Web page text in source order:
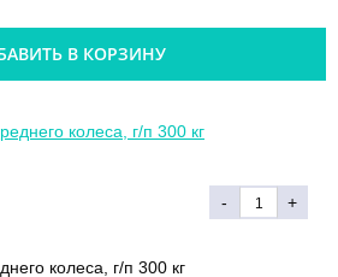
В КОРЗИНУ
- +
колеса, г/п 300 кг